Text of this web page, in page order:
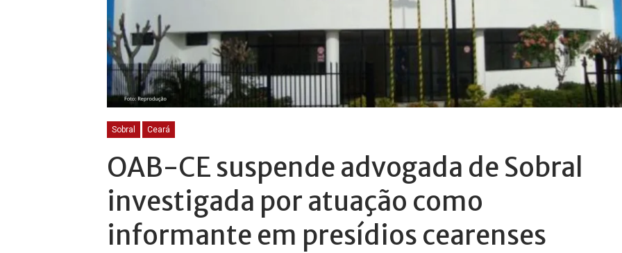
Sobral Ceará
OAB-CE suspende advogada de Sobral
investigada por atuação como
informante em presídios cearenses